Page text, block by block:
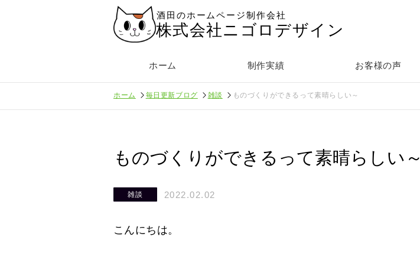
酒田のホームページ制作会社
株式会社ニゴロデザイン
ホーム 制作実績 お客様の声
ホーム 毎日更新ブログ 雑談 ものづくりができるって素晴らしい～
ものづくりができるって素晴らしい～
雑談 2022.02.02
こんにちは。